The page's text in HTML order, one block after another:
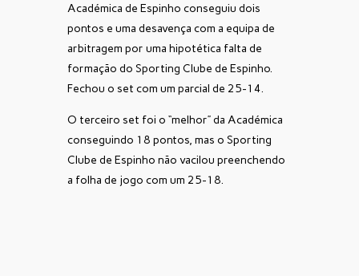
Académica de Espinho conseguiu dois
pontos e uma desavença com a equipa de
arbitragem por uma hipotética falta de
formação do Sporting Clube de Espinho.
Fechou o set com um parcial de 25-14.
O terceiro set foi o “melhor” da Académica
conseguindo 18 pontos, mas o Sporting
Clube de Espinho não vacilou preenchendo
a folha de jogo com um 25-18.